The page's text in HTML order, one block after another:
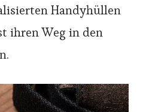
Handyhüllen
ihren Weg in den